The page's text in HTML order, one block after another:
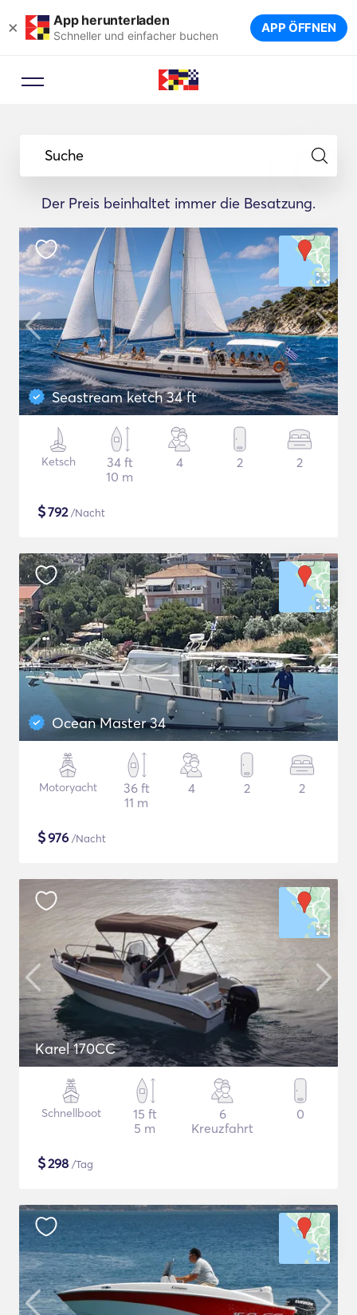
× App herunterladen
Schneller und einfacher buchen APP ÖFFNEN
Suche
Der Preis beinhaltet immer die Besatzung.
Seastream ketch 34 ft
Ketsch
34 ft
10 m
4 2 2
$792/Nacht
Ocean Master 34
Motoryacht
36 ft
11 m
4 2 2
$976 /Nacht
Karel 170CC
Schnellboot
15 ft
5 m
6
Kreuzfahrt
0
$298 /Tag